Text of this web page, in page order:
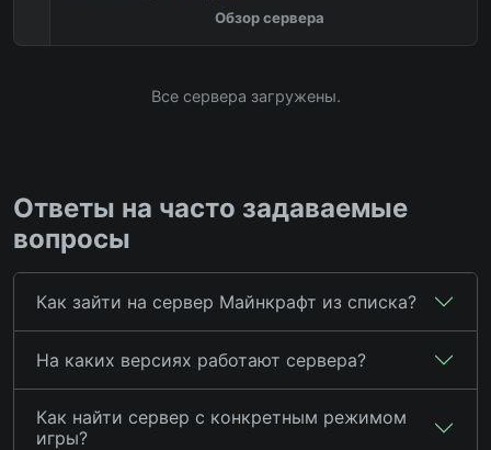
Обзор сервера
Все сервера загружены.
Ответы на часто задаваемые
вопросы
Как зайти на сервер Майнкрафт из списка?
На каких версиях работают сервера?
Как найти сервер с конкретным режимом
игры?